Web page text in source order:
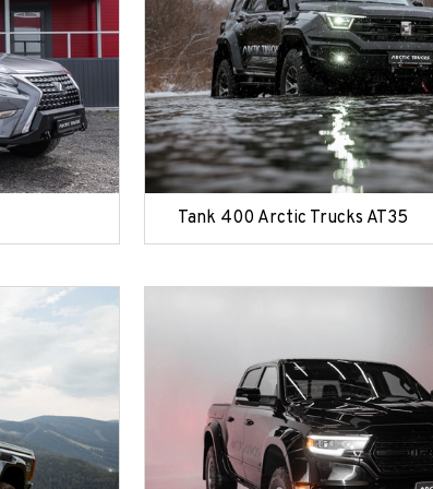
Tank 400 Arctic Trucks AT35